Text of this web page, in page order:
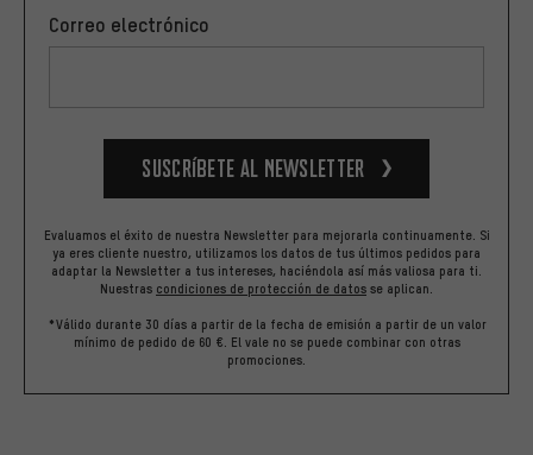
Correo electrónico
Suscríbete al newsletter
Evaluamos el éxito de nuestra Newsletter para mejorarla continuamente. Si
ya eres cliente nuestro, utilizamos los datos de tus últimos pedidos para
adaptar la Newsletter a tus intereses, haciéndola así más valiosa para ti.
Nuestras condiciones de protección de datos se aplican.
*Válido durante 30 días a partir de la fecha de emisión a partir de un valor
mínimo de pedido de 60 €. El vale no se puede combinar con otras
promociones.